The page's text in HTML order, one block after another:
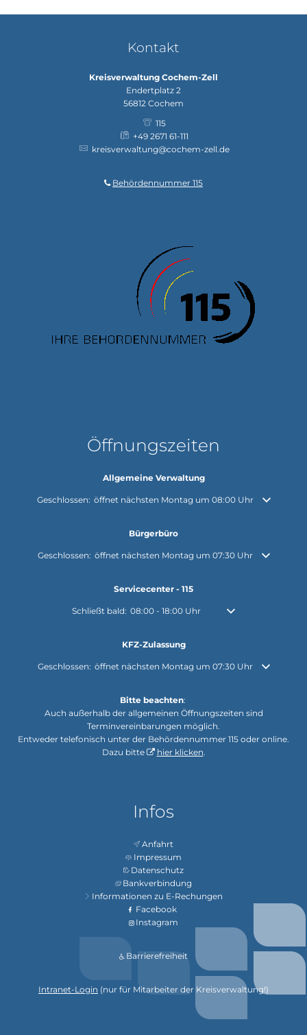
Kontakt
Kreisverwaltung Cochem-Zell
Endertplatz 2
56812 Cochem
115
+49 2671 61-111
kreisverwaltung@cochem-zell.de
Behördennummer 115
Öffnungszeiten
Allgemeine Verwaltung
Klicken, um weitere Öffnungs- oder Schließzeiten auszublenden
Geschlossen: öffnet nächsten Montag um 08:00 Uhr
Bürgerbüro
Klicken, um weitere Öffnungs- oder Schließzeiten auszublenden
Geschlossen: öffnet nächsten Montag um 07:30 Uhr
Servicecenter - 115
Klicken, um weitere Öffnungs- oder Schließzeiten
Schließt bald: 08:00 - 18:00 Uhr Von 08:00 bis 18:00
KFZ-Zulassung
Klicken, um weitere Öffnungs- oder Schließzeiten auszublenden
Geschlossen: öffnet nächsten Montag um 07:30 Uhr
Bitte beachten:
Auch außerhalb der allgemeinen Öffnungszeiten sind
Terminvereinbarungen möglich.
Entweder telefonisch unter der Behördennummer 115 oder online.
Dazu bitte
hier klicken.
Infos
Anfahrt
Impressum
Datenschutz
Bankverbindung
Informationen zu E-Rechungen
Facebook
Instagram
Barrierefreiheit
Intranet-Login (nur für Mitarbeiter der Kreisverwaltung!)